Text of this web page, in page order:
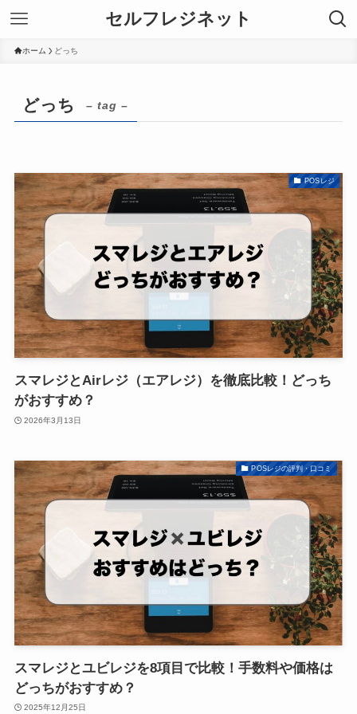
セルフレジネット
ホーム どっち
どっち – tag –
POSレジ
スマレジとAirレジ（エアレジ）を徹底比較！どっち
がおすすめ？
2026年3月13日
POSレジの評判・口コミ
スマレジとユビレジを8項目で比較！手数料や価格は
どっちがおすすめ？
2025年12月25日